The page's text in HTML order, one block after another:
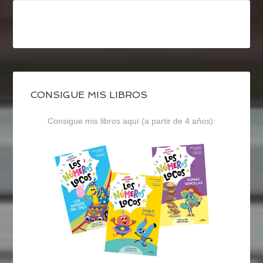
CONSIGUE MIS LIBROS
Consigue mis libros aquí (a partir de 4 años):